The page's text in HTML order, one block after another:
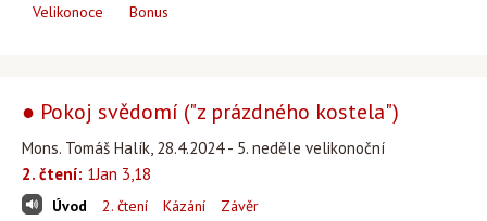
Velikonoce Bonus
● Pokoj svědomí ("z prázdného kostela")
Mons. Tomáš Halík, 28.4.2024 - 5. neděle velikonoční
2. čtení: 1Jan 3,18
Úvod 2. čtení Kázání Závěr